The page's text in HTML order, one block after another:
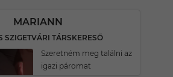
MARIANN
SZIGETVÁRI TÁRSKERESŐ
Szeretném meg találni az
igazi páromat